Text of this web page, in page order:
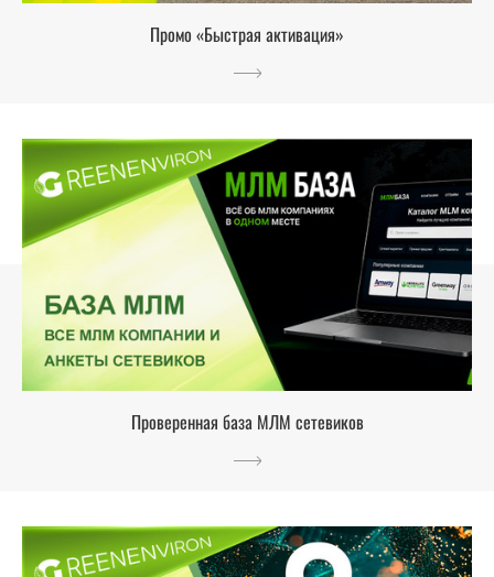
Промо «Быстрая активация»
Проверенная база МЛМ сетевиков